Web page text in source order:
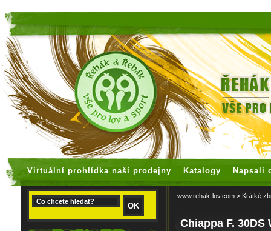
Virtuální prohlídka naší prodejny Katalogy Napsali
www.rehak-lov.com > Krátké
Chiappa F.